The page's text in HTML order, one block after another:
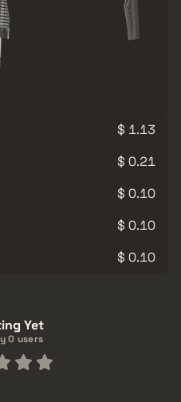
$ 1.13
$ 0.21
$ 0.10
$ 0.10
$ 0.10
Yet
0 users